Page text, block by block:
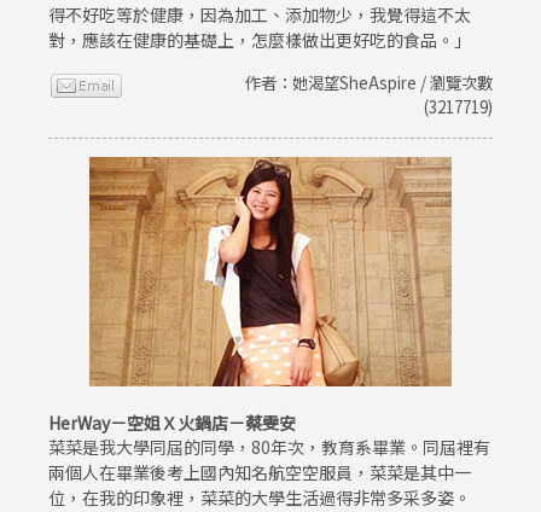
得不好吃等於健康，因為加工、添加物少，我覺得這不太
對，應該在健康的基礎上，怎麼樣做出更好吃的食品。」
作者：她渴望SheAspire / 瀏覽次數
(3217719)
HerWay－空姐Ｘ火鍋店－蔡雯安
菜菜是我大學同屆的同學，80年次，教育系畢業。同屆裡有
兩個人在畢業後考上國內知名航空空服員，菜菜是其中一
位，在我的印象裡，菜菜的大學生活過得非常多采多姿。